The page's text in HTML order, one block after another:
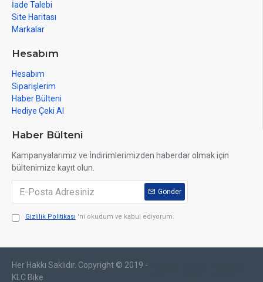
İade Talebi
Site Haritası
Markalar
Hesabım
Hesabım
Siparişlerim
Haber Bülteni
Hediye Çeki Al
Haber Bülteni
Kampanyalarımız ve İndirimlerimizden haberdar olmak için
bültenimize kayıt olun.
Gönder
Gizlilik Politikası 'ni okudum ve kabul ediyorum.
Her Hakkı Saklıdır. Copyright © 2019 -
KLC Bike